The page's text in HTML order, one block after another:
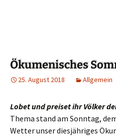
Ökumenisches
25. August 2018 Allgemein
Lobet und preiset ihr Völker
Thema stand am Sonntag,
Wetter unser diesjähriges